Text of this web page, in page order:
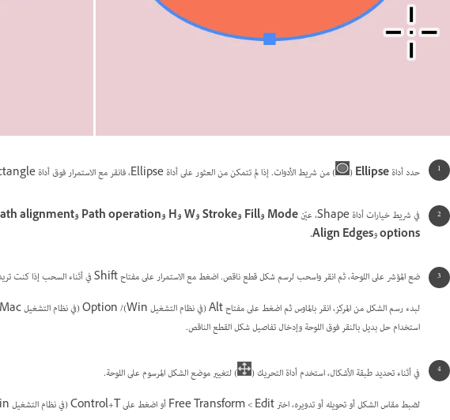
حدد أداةEllipse
( ) من شريط الأدوات. إذا لم تتمكن من العثور على أداة Ellipse، فانقر مع الاستمرار فوق أداة Rectangle لإظهار الأدوات الأخرى ذات الصلة، ثم حدد أداة Ellipse.
في شريط خيارات أداة Shape، عيّن
optionsوAlign Edges.
ضع المؤشر على اللوحة، ثم انقر واسحب لرسم شكل قطع ناقص. اضغط مع الاستمرار على مفتاح Shift في أثناء السحب إذا كنت تريد تشكيل دائرة.
استخدام حل بديل بالنقر فوق اللوحة وإدخال تفاصيل شكل القطع الناقص.
في أثناء تحديد طبقة الأشكال، استخدم أداة التحريك (
) لتغيير موضع الشكل المرسوم على اللوحة.
لضبط مقاس الشكل أو تحويله أو تدويره، اختر Edit >‏ Free Transform أو اضغط على Control+T (في نظام التشغيل Win) أو Command+T (في نظام التشغيل Mac).